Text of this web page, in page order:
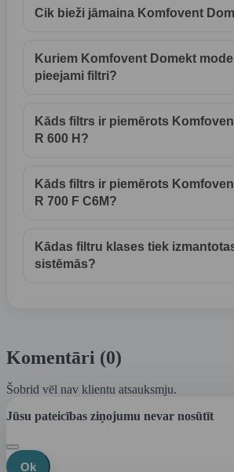
Cik bieži jāmaina Komfovent
Kuriem Komfovent Domekt
pieejami filtri?
Kāds filtrs ir piemērots
R 600 H?
Kāds filtrs ir piemērots
R 700 F C6M?
Kādas filtru klases tiek
sistēmās?
Komentāri (0)
Šobrid vēl nav klientu atsauksmju.
Jūsu pateicības ziņojumu nevar nosūtīt
Ok